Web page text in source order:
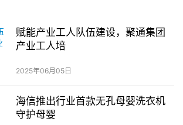
赋能产业工人队伍建设，聚通集团
产业工人培
2025年06月05日
海信推出行业首款无孔母婴洗衣机
守护母婴